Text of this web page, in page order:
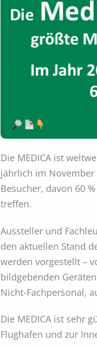
Die MEDICA ist
jährlich im November
Besucher, davon 60
treffen.
Aussteller und
den aktuellen Stand
werden vorgestellt –
bildgebenden
Nicht-Fachpersonal,
Die MEDICA ist sehr
Flughafen und zur